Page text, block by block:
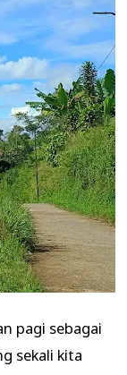
pagi sebagai
sekali kita